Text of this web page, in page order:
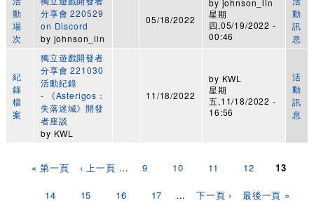
動
場
次
分享會 220529
on Discord
by johnson_lin
05/18/2022
by johnson_lin
星期
四,05/19/2022 -
00:46
動
訊
息
紀
錄
檔
案
獨立遊戲開發者
分享會 221030
活動紀錄
- 《Asterigos：
失落迷城》開發
者座談
by KWL
11/18/2022
by KWL
星期
五,11/18/2022 -
16:56
活
動
訊
息
« 第一頁 ‹ 上一頁 … 9 10 11 12 13
14 15 16 17 … 下一頁 › 最後一頁 »